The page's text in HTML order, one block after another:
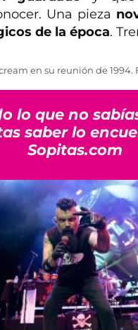
Una pieza
de la época.
en su reunión de 1994.
lo que no
saber lo
Sopitas.com